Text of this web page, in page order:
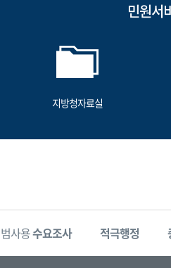
민원서
지방청자료실
사용수요조사 적극행정